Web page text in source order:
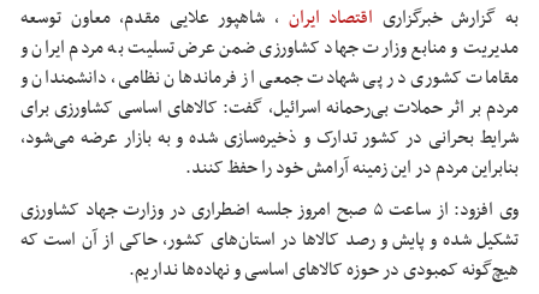
به گزارش خبرگزاری اقتصاد ایران ، شاهپور علایی مقدم، معاون توسعه
مدیریت و منابع وزارت جهاد کشاورزی ضمن عرض تسلیت به مردم ایران و
مقامات کشوری در پی شهادت جمعی از فرماندهان نظامی، دانشمندان و
مردم بر اثر حملات بی‌رحمانه اسرائیل، گفت: کالاهای اساسی کشاورزی برای
شرایط بحرانی در کشور تدارک و ذخیره‌سازی شده و به بازار عرضه می‌شود،
بنابراین مردم در این زمینه آرامش خود را حفظ کنند.
وی افزود: از ساعت ۵ صبح امروز جلسه اضطراری در وزارت جهاد کشاورزی
تشکیل شده و پایش و رصد کالاها در استان‌های کشور، حاکی از آن است که
هیچ‌گونه کمبودی در حوزه کالاهای اساسی و نهاده‌ها نداریم.